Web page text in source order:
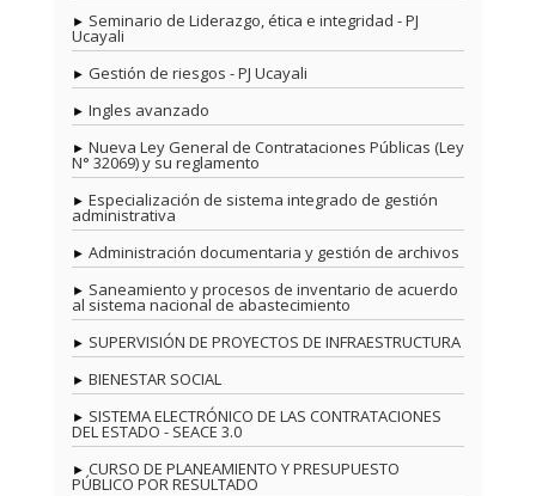
Seminario de Liderazgo, ética e integridad - PJ
Ucayali
Gestión de riesgos - PJ Ucayali
Ingles avanzado
Nueva Ley General de Contrataciones Públicas (Ley
N° 32069) y su reglamento
Especialización de sistema integrado de gestión
administrativa
Administración documentaria y gestión de archivos
Saneamiento y procesos de inventario de acuerdo
al sistema nacional de abastecimiento
SUPERVISIÓN DE PROYECTOS DE INFRAESTRUCTURA
BIENESTAR SOCIAL
SISTEMA ELECTRÓNICO DE LAS CONTRATACIONES
DEL ESTADO - SEACE 3.0
CURSO DE PLANEAMIENTO Y PRESUPUESTO
PÚBLICO POR RESULTADO